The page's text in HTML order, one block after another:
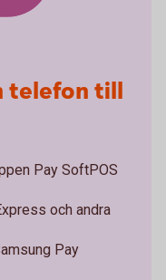
telefon till
Pay SoftPOS
och andra
Pay